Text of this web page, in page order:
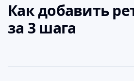
Как добавить
за 3 шага